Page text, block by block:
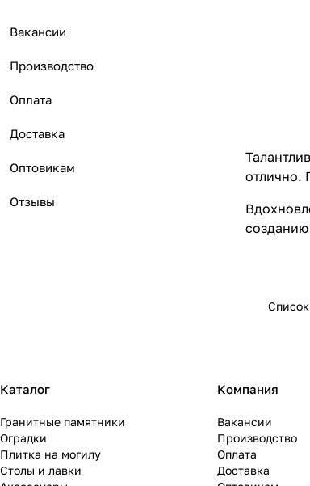
отлично.
Вакансии
Производство
Оплата
Доставка
Оптовикам
Отзывы
Каталог
Гранитные памятники
Оградки
Плитка на могилу
Столы и лавки
Компания
Вакансии
Производство
Оплата
Доставка